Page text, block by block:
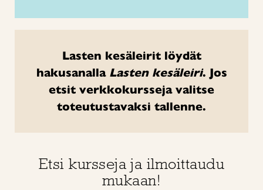
Lasten kesäleirit löydät
hakusanalla Lasten kesäleiri. Jos
etsit verkkokursseja valitse
toteutustavaksi tallenne.
Etsi kursseja ja ilmoittaudu
mukaan!